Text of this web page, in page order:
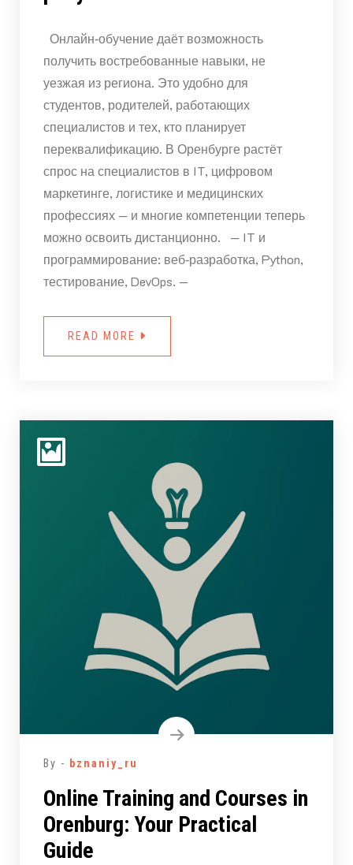
Онлайн‑обучение даёт возможность
получить востребованные навыки, не
уезжая из региона. Это удобно для
студентов, родителей, работающих
специалистов и тех, кто планирует
переквалификацию. В Оренбурге растёт
спрос на специалистов в IT, цифровом
маркетинге, логистике и медицинских
профессиях — и многие компетенции теперь
можно освоить дистанционно. — IT и
программирование: веб‑разработка, Python,
тестирование, DevOps. —
READ MORE
By - bznaniy_ru
Online Training and Courses in
Orenburg: Your Practical
Guide